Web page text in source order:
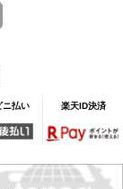
ニ払い 楽天ID決済